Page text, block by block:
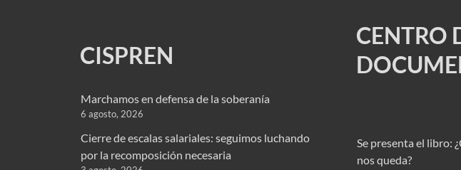
CISPREN
Marchamos en defensa de la soberanía
6 agosto, 2026
Cierre de escalas salariales: seguimos luchando
por la recomposición necesaria
CENTRO
Se presenta el libro:
nos queda?